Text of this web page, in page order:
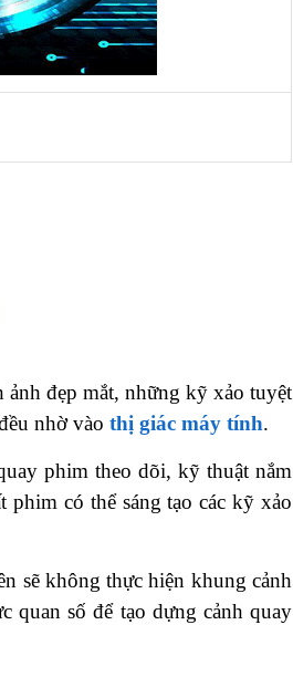
ảnh đẹp mắt, những kỹ xảo tuyệt
nhờ vào thị giác máy tính.
phim theo dõi, kỹ thuật nắm
phim có thể sáng tạo các kỹ xảo
sẽ không thực hiện khung cảnh
quan số để tạo dựng cảnh quay